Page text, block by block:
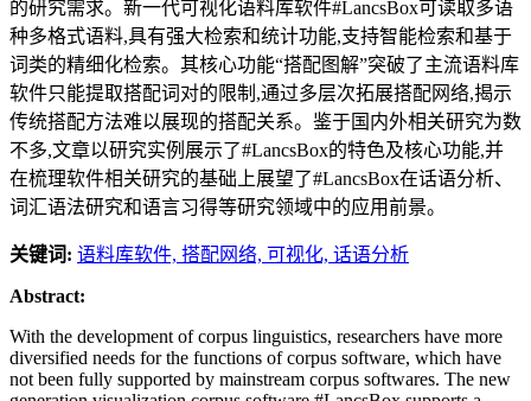
的研究需求。新一代可视化语料库软件#LancsBox可读取多语
种多格式语料,具有强大检索和统计功能,支持智能检索和基于
词类的精细化检索。其核心功能“搭配图解”突破了主流语料库
软件只能提取搭配词对的限制,通过多层次拓展搭配网络,揭示
传统搭配方法难以展现的搭配关系。鉴于国内外相关研究为数
不多,文章以研究实例展示了#LancsBox的特色及核心功能,并
在梳理软件相关研究的基础上展望了#LancsBox在话语分析、
词汇语法研究和语言习得等研究领域中的应用前景。
关键词: 语料库软件, 搭配网络, 可视化, 话语分析
Abstract:
With the development of corpus linguistics, researchers have more
diversified needs for the functions of corpus software, which have
not been fully supported by mainstream corpus softwares. The new